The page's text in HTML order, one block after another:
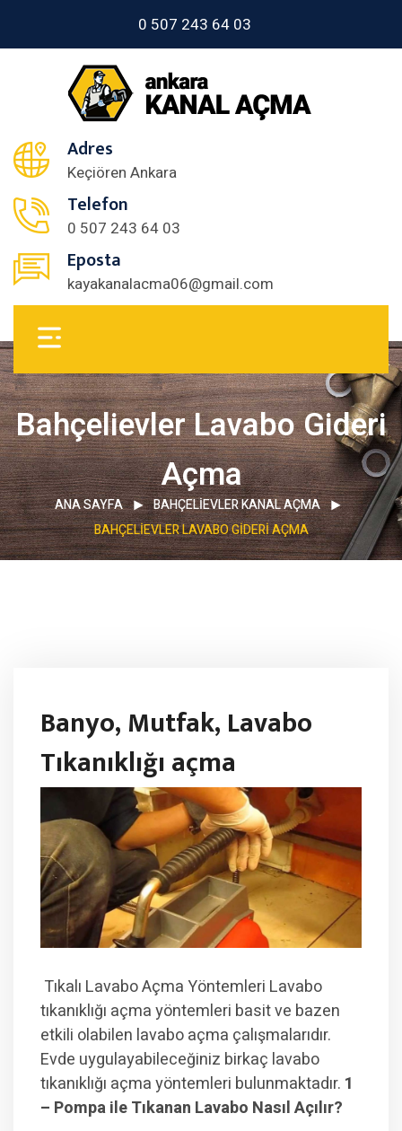
0 507 243 64 03
Adres
Keçiören Ankara
Telefon
0 507 243 64 03
Eposta
kayakanalacma06@gmail.com
Bahçelievler Lavabo Gideri
Açma
ANA SAYFA
BAHÇELIEVLER KANAL AÇMA
BAHÇELIEVLER LAVABO GIDERI AÇMA
Banyo, Mutfak, Lavabo
Tıkanıklığı açma
Tıkalı Lavabo Açma Yöntemleri Lavabo
tıkanıklığı açma yöntemleri basit ve bazen
etkili olabilen lavabo açma çalışmalarıdır.
Evde uygulayabileceğiniz birkaç lavabo
tıkanıklığı açma yöntemleri bulunmaktadır. 1
– Pompa ile Tıkanan Lavabo Nasıl Açılır?